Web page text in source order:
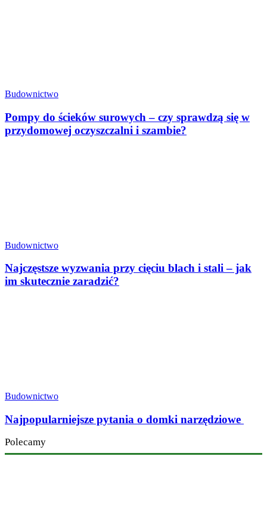
Budownictwo
Pompy do ścieków surowych – czy sprawdzą się w
przydomowej oczyszczalni i szambie?
Budownictwo
Najczęstsze wyzwania przy cięciu blach i stali – jak
im skutecznie zaradzić?
Budownictwo
Najpopularniejsze pytania o domki narzędziowe
Polecamy